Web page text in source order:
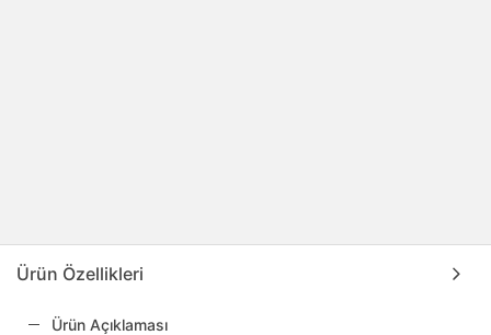
Ürün Özellikleri
Ürün Açıklaması